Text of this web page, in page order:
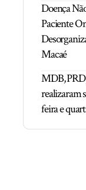
Doença
Paciente
Macaé
MDB,
realizaram
feira e